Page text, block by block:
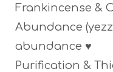
Frankincense &
Abundance
abundance ♥
Purification &